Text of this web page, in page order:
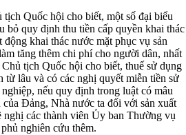
Quốc hội cho biết, một số đại biểu
bỏ quy định thu tiền cấp quyền khai thác
khai thác nước mặt phục vụ sản
tăng thêm chi phí cho người dân, nhất
tịch Quốc hội cho biết, thuế sử dụng
từ lâu và có các nghị quyết miễn tiền sử
nếu quy định trong luật có mâu
Đảng, Nhà nước ta đối với sản xuất
các thành viên Ủy ban Thường vụ
nghiên cứu thêm.